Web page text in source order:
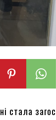
стала